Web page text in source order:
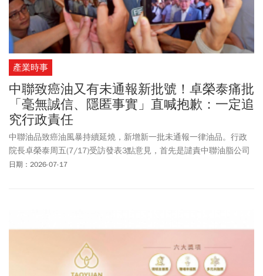
產業時事
中聯致癌油又有未通報新批號！卓榮泰痛批
「毫無誠信、隱匿事實」直喊抱歉：一定追
究行政責任
中聯油品致癌油風暴持續延燒，新增新一批未通報一律油品。行政
院長卓榮泰周五(7/17)受訪發表3點意見，首先是譴責中聯油脂公司
延遲通報、隱匿事實，因此讓中央、地方政府無法第一時間全面防
日期：2026-07-17